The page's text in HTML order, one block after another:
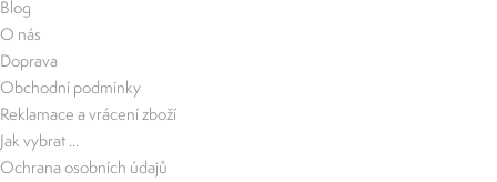
Blog
O nás
Doprava
Obchodní podmínky
Reklamace a vrácení zboží
Jak vybrat ...
Ochrana osobních údajů